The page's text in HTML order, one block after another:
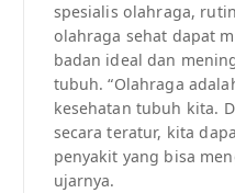
spesialis olahraga,
olahraga sehat dapat
badan ideal dan
tubuh. “Olahraga
kesehatan tubuh kita.
secara teratur, kita
penyakit yang bisa
ujarnya.